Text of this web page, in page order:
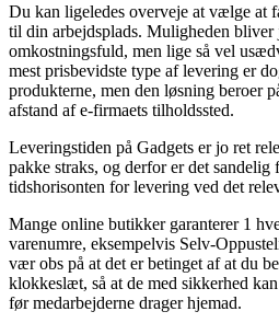
Du kan ligeledes overveje at vælge at
til din arbejdsplads. Muligheden
omkostningsfuld, men lige så vel
mest prisbevidste type af levering er
produkterne, men den løsning beroer
afstand af e-firmaets tilholdssted.
Leveringstiden på Gadgets er jo ret
pakke straks, og derfor er det sandelig
tidshorisonten for levering ved det
Mange online butikker garanterer 1
varenumre, eksempelvis Selv-
vær obs på at det er betinget af at du
klokkeslæt, så at de med sikkerhed
før medarbejderne drager hjemad.